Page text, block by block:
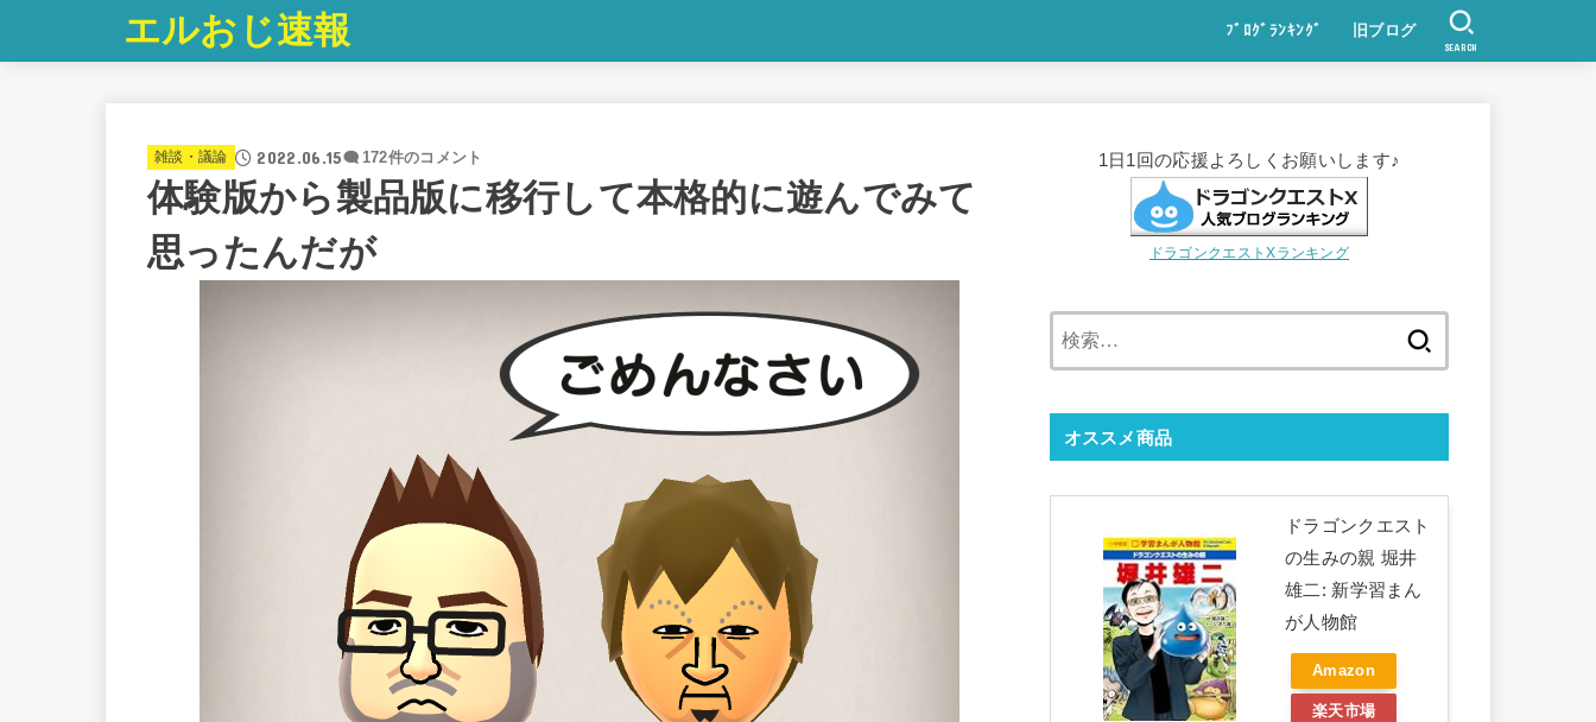
エルおじ速報 ﾌﾞﾛｸﾞﾗﾝｷﾝｸﾞ 旧ブログ
SEARCH
雑談・議論 2022.06.15 172件のコメント
体験版から製品版に移行して本格的に遊んでみて
思ったんだが
1日1回の応援よろしくお願いします♪
ドラゴンクエストXランキング
オススメ商品
ドラゴンクエスト
の生みの親 堀井
雄二: 新学習まん
が人物館
Amazon
楽天市場